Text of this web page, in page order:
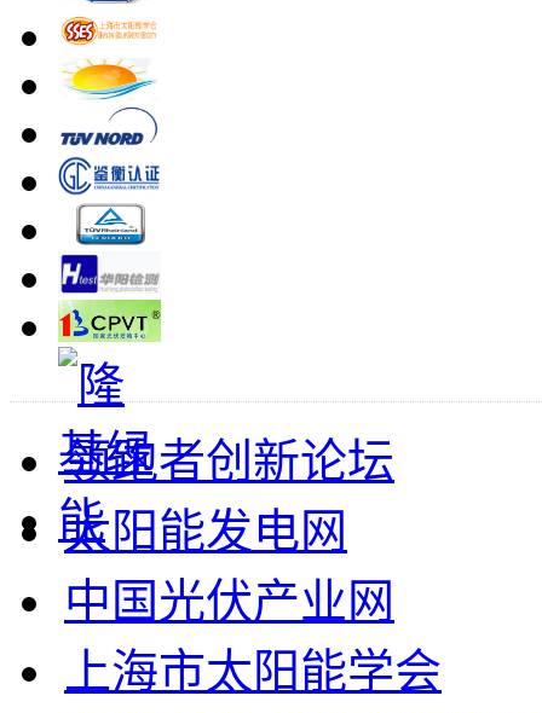
领跑者创新论坛
太阳能发电网
中国光伏产业网
上海市太阳能学会